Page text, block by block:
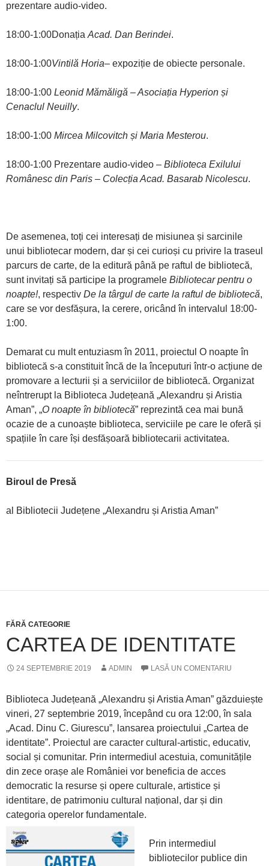
prezentare audio-video.
18:00-1:00Donația Acad. Dan Berindei.
18:00-1:00Vintilă Horia– expoziție de obiecte personale.
18:00-1:00 Leonid Mămăligă – Asociația Hyperion și
Cenaclul Neuilly.
18:00-1:00 Mircea Milcovitch și Maria Mesterou.
18:00-1:00 Prezentare audio-video – Biblioteca Exilului
Românesc din Paris – Colecția Acad. Basarab Nicolescu.
De asemenea, toți cei interesați de misiunea și sarcinile
unui bibliotecar modern, dar și cei curioși cu privire la traseul
parcurs de carte, de la editură până pe raftul de bibliotecă,
sunt invitați să participe la programele Bibliotecar pentru o
noapte!, respectiv De la târgul de carte la raftul de bibliotecă,
care se vor desfășura, la cerere, oricând în intervalul 18:00-
1:00.
Demarat cu mult entuziasm în 2011, proiectul O noapte în
bibliotecă s-a constituit încă de la începuturi într-o acțiune de
promovare a lecturii și a serviciilor de bibliotecă. Organizat
neîntrerupt la Biblioteca Județeană „Alexandru și Aristia
Aman”, „O noapte în bibliotecă” reprezintă cea mai bună
ocazie de a cunoaște biblioteca, serviciile pe care le oferă și
spațiile în care își desfășoară bibliotecarii activitatea.
Biroul de Presă
al Bibliotecii Județene „Alexandru și Aristia Aman”
FĂRĂ CATEGORIE
CARTEA DE IDENTITATE
24 SEPTEMBRIE 2019 ADMIN LASĂ UN COMENTARIU
Biblioteca Județeană „Alexandru și Aristia Aman” găzduiește
vineri, 27 septembrie 2019, începând cu ora 12:00, în sala
„Acad. Dinu C. Giurescu”, lansarea proiectului „Cartea de
identitate”. Proiectul are caracter cultural-artistic, educativ,
social și comunitar. Prin intermediul acestuia, comunitățile
din zece orașe ale României vor beneficia de acces
democratic la resurse și opere culturale, artistice și
identitare, de patrimoniu cultural național, dar și din
categoria operelor fundamentale.
Prin intermediul
bibliotecilor publice din